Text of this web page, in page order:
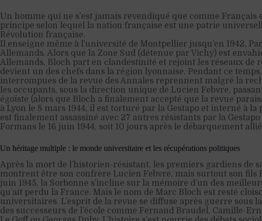
Un homme qui ne s’est jamais revendiqué que comme Français
principe selon lequel la nation française est une patrie
Révolution française.
Il enseigne même à l’université de Montpellier jusqu’en 1942,
Allemands. Alors que la Zone Sud (détenue par Vichy) est
Allemands, Bloch part en clandestinité et rejoint les réseaux de
devient un des chefs dans la région lyonnaise. Pendant ce
interrompues de la revue des Annales reprennent malgré la
les occupants, sous la direction unique de Lucien Febvre,
égoïste (alors que Bloch a finalement accepté que la revue
à Lyon le 8 mars 1944, il est torturé par la Gestapo et interné à la
est finalement assassiné avec 27 autres résistants par la
Formans le 16 juin 1944, soit 10 jours après le débarquement
Un héritage multiple : le monde universitaire et les récupérations politiques
Après la mort de l’historien-résistant, les premiers gardiens de
montrent être son confrère Lucien Febvre, mais surtout son fils
juin 1945, la Sorbonne s’incline sur la mémoire d’un des
qu’ait perdu la France. Mais le nom de Marc Bloch est resté
universitaires. L’esprit de la revue se diffuse après guerre sous
des successeurs de l’école comme Fernand Braudel, Camille-